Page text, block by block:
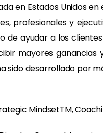
en Estados Unidos
profesionales y
de ayudar a los
mayores
sido desarrollado por
MindsetTM,